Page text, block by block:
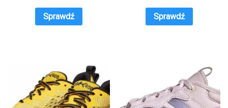
Sprawdź Sprawdź